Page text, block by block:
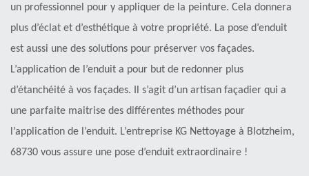
un professionnel pour y appliquer de la peinture. Cela donnera
plus d’éclat et d’esthétique à votre propriété. La pose d’enduit
est aussi une des solutions pour préserver vos façades.
L’application de l’enduit a pour but de redonner plus
d’étanchéité à vos façades. Il s’agit d’un artisan façadier qui a
une parfaite maitrise des différentes méthodes pour
l’application de l’enduit. L’entreprise KG Nettoyage à Blotzheim,
68730 vous assure une pose d’enduit extraordinaire !